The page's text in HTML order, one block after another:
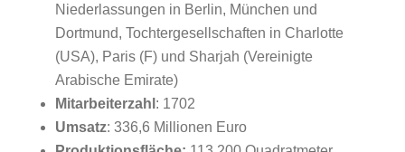
Niederlassungen in Berlin, München und
Dortmund, Tochtergesellschaften in Charlotte
(USA), Paris (F) und Sharjah (Vereinigte
Arabische Emirate)
Mitarbeiterzahl : 1702
Umsatz: 336,6 Millionen Euro